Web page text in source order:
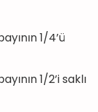
1/4’ü
1/2’i saklı